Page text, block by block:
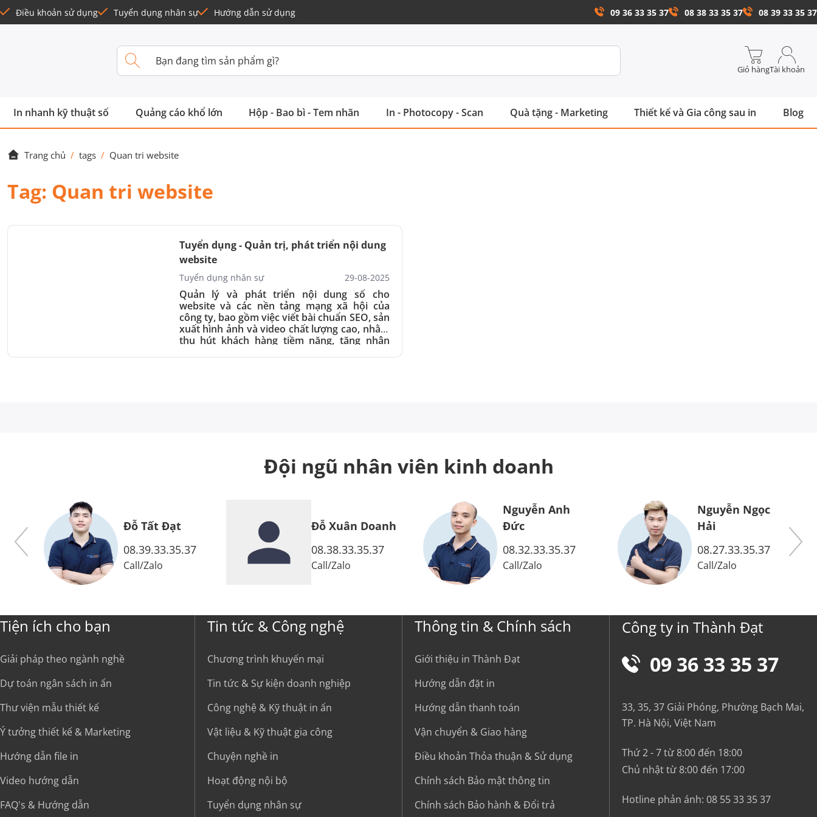
Điều khoản sử dụng Tuyển dụng nhân sự Hướng dẫn sử dụng 09 36 33 35 37 08 38 33 35 37 08 39 33 35 37
Giỏ hàngTài khoản
In nhanh kỹ thuật số Quảng cáo khổ lớn Hộp - Bao bì - Tem nhãn In - Photocopy - Scan Quà tặng - Marketing Thiết kế và Gia công sau in Blog
Trang chủ / tags / Quan tri website
Tag: Quan tri website
Tuyển dụng - Quản trị, phát triển nội dung
website
Tuyển dụng nhân sự 29-08-2025
Quản lý và phát triển nội dung số cho
website và các nền tảng mạng xã hội của
công ty, bao gồm việc viết bài chuẩn SEO, sản
xuất hình ảnh và video chất lượng cao, nhằm
thu hút khách hàng tiềm năng, tăng nhận
Đội ngũ nhân viên kinh doanh
Đỗ Tất Đạt
08.39.33.35.37
Call/Zalo
Đỗ Xuân Doanh
08.38.33.35.37
Call/Zalo
Nguyễn Anh
Đức
08.32.33.35.37
Call/Zalo
Nguyễn Ngọc
Hải
08.27.33.35.37
Call/Zalo
Tiện ích cho bạn
Giải pháp theo ngành nghề
Dự toán ngân sách in ấn
Thư viện mẫu thiết kế
Ý tưởng thiết kế & Marketing
Hướng dẫn file in
Video hướng dẫn
FAQ's & Hướng dẫn
Tin tức & Công nghệ
Chương trình khuyến mại
Tin tức & Sự kiện doanh nghiệp
Công nghệ & Kỹ thuật in ấn
Vật liệu & Kỹ thuật gia công
Chuyện nghề in
Hoạt động nội bộ
Tuyển dụng nhân sự
Thông tin & Chính sách
Giới thiệu in Thành Đạt
Hướng dẫn đặt in
Hướng dẫn thanh toán
Vận chuyển & Giao hàng
Điều khoản Thỏa thuận & Sử dụng
Chính sách Bảo mật thông tin
Chính sách Bảo hành & Đổi trả
Công ty in Thành Đạt
09 36 33 35 37
33, 35, 37 Giải Phóng, Phường Bạch Mai,
TP. Hà Nội, Việt Nam
Thứ 2 - 7 từ 8:00 đến 18:00
Chủ nhật từ 8:00 đến 17:00
Hotline phản ánh: 08 55 33 35 37